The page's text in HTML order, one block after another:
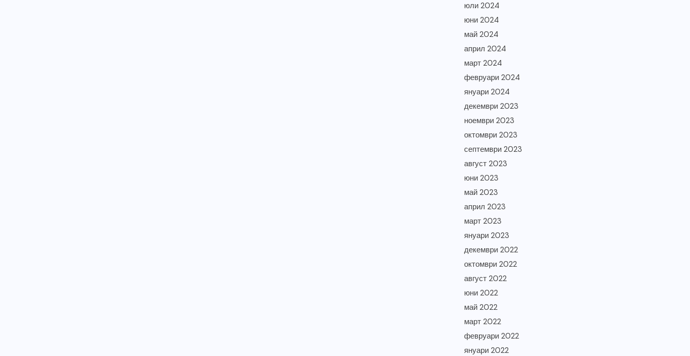
юли 2024
юни 2024
май 2024
април 2024
март 2024
февруари 2024
януари 2024
декември 2023
ноември 2023
октомври 2023
септември 2023
август 2023
юни 2023
май 2023
април 2023
март 2023
януари 2023
декември 2022
октомври 2022
август 2022
юни 2022
май 2022
март 2022
февруари 2022
януари 2022